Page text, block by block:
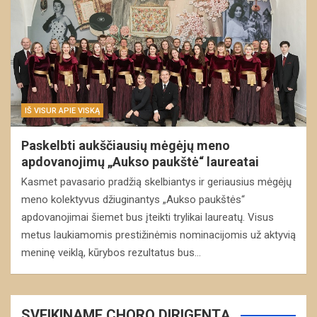
IŠ VISUR APIE VISKĄ
Paskelbti aukščiausių mėgėjų meno
apdovanojimų „Aukso paukštė“ laureatai
Kasmet pavasario pradžią skelbiantys ir geriausius mėgėjų
meno kolektyvus džiuginantys „Aukso paukštės“
apdovanojimai šiemet bus įteikti trylikai laureatų. Visus
metus laukiamomis prestižinėmis nominacijomis už aktyvią
meninę veiklą, kūrybos rezultatus bus…